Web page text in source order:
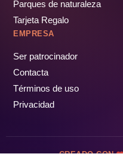
Parques de naturaleza
Tarjeta Regalo
EMPRESA
Ser patrocinador
Contacta
Términos de uso
Privacidad
CREADO CON